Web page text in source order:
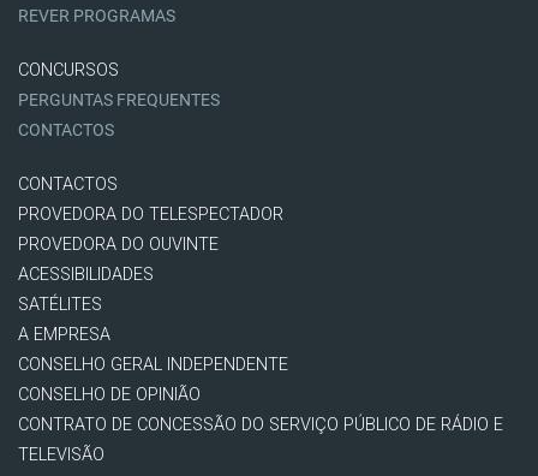
REVER PROGRAMAS
CONCURSOS
PERGUNTAS FREQUENTES
CONTACTOS
CONTACTOS
PROVEDORA DO TELESPECTADOR
PROVEDORA DO OUVINTE
ACESSIBILIDADES
SATÉLITES
A EMPRESA
CONSELHO GERAL INDEPENDENTE
CONSELHO DE OPINIÃO
CONTRATO DE CONCESSÃO DO SERVIÇO PÚBLICO DE RÁDIO E
TELEVISÃO